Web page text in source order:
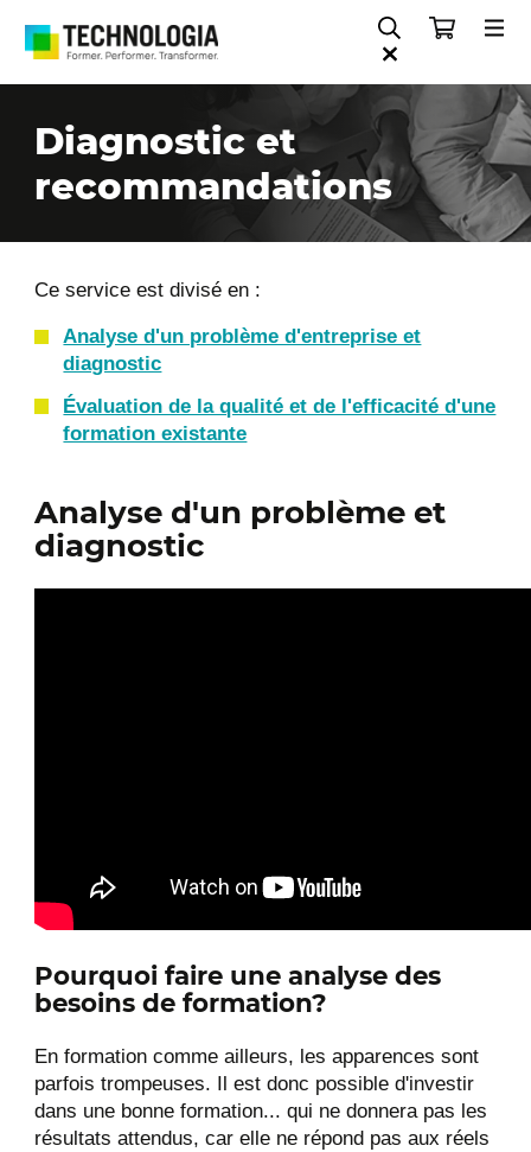
Diagnostic et
recommandations
Ce service est divisé en :
Analyse d'un problème d'entreprise et
diagnostic
Évaluation de la qualité et de l'efficacité d'une
formation existante
Analyse d'un problème et
diagnostic
Pourquoi faire une analyse des
besoins de formation?
En formation comme ailleurs, les apparences sont
parfois trompeuses. Il est donc possible d'investir
dans une bonne formation... qui ne donnera pas les
résultats attendus, car elle ne répond pas aux réels